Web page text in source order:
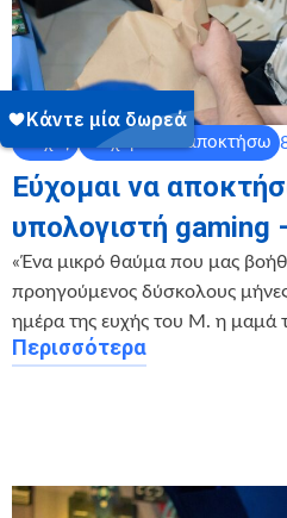
Εύχομαι να αποκτήσω
Εύχομαι να
υπολογιστή gaming
«Ένα μικρό θαύμα που μας
προηγούμενος δύσκολους
ημέρα της ευχής του Μ. η μαμά
Περισσότερα